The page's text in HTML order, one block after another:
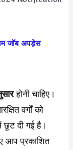
जॉब अपड़ेस
होनी चाहिए।
वर्गों को
दी गई है।
आप प्रकाशित